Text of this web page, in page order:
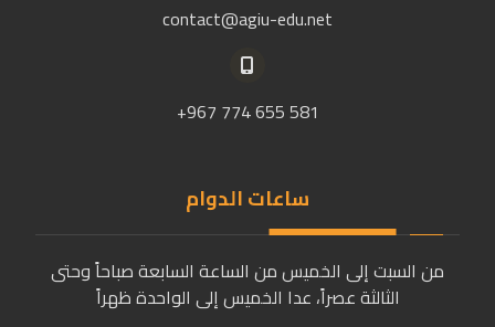
contact@agiu-edu.net
581 655 774 967+
ساعات الدوام
من السبت إلى الخميس من الساعة السابعة صباحاً وحتى
الثالثة عصراً، عدا الخميس إلى الواحدة ظهراً